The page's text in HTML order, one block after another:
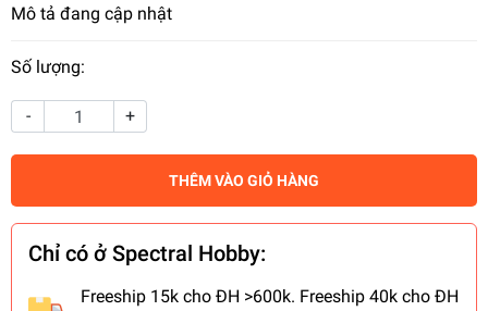
Mô tả đang cập nhật
Số lượng:
- +
THÊM VÀO GIỎ HÀNG
Chỉ có ở Spectral Hobby:
Freeship 15k cho ĐH >600k. Freeship 40k cho ĐH